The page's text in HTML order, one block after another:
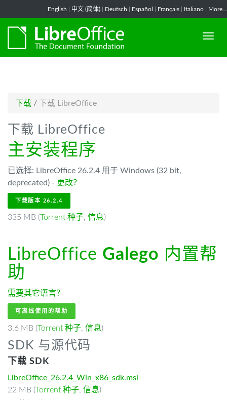
English 中文 (简体) Deutsch Español Français Italiano More...
下载 / 下载 LibreOffice
下载 LibreOffice
主安装程序
已选择: LibreOffice 26.2.4 用于 Windows (32 bit,
deprecated) - 更改？
下载版本 26.2.4
335 MB (Torrent 种子, 信息)
LibreOffice Galego 内置帮
助
需要其它语言？
可离线使用的帮助
3.6 MB (Torrent 种子, 信息)
SDK 与源代码
下载 SDK
LibreOffice_26.2.4_Win_x86_sdk.msi
22 MB (Torrent 种子, 信息)